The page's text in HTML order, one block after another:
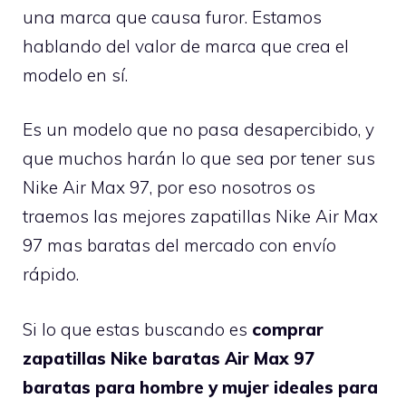
una marca que causa furor. Estamos
hablando del valor de marca que crea el
modelo en sí.
Es un modelo que no pasa desapercibido, y
que muchos harán lo que sea por tener sus
Nike Air Max 97, por eso nosotros os
traemos las mejores zapatillas Nike Air Max
97 mas baratas del mercado con envío
rápido.
Si lo que estas buscando es comprar
zapatillas Nike baratas Air Max 97
baratas para hombre y mujer ideales para